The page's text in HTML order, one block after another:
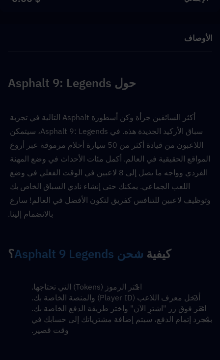
الأوصاف
حول Asphalt 9: Legends
بالانضمام إلينا.
كيفية شحن Asphalt 9 Legends ؟
اختر الرموز (Tokens) التي تحتاجها.
أدخل معرف اللاعب (Player ID) والمنصة الخاصة بك.
انقر فوق زر "اشترِ الآن" واختر طريقة الدفع الخاصة بك.
وقت قصير.